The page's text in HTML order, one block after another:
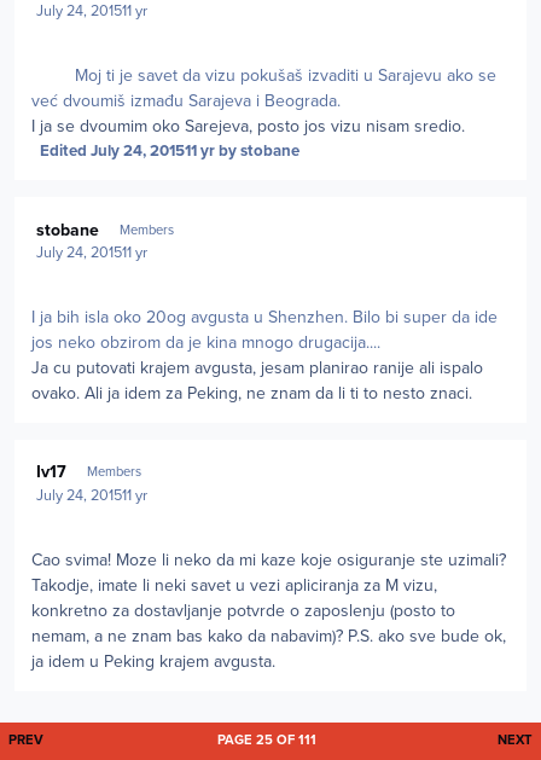
July 24, 201511 yr
Moj ti je savet da vizu pokušaš izvaditi u Sarajevu ako se
već dvoumiš izmađu Sarajeva i Beograda.
I ja se dvoumim oko Sarejeva, posto jos vizu nisam sredio.
Edited July 24, 201511 yrby stobane
stobane Members
July 24, 201511 yr
I ja bih isla oko 20og avgusta u Shenzhen. Bilo bi super da ide
jos neko obzirom da je kina mnogo drugacija....
Ja cu putovati krajem avgusta, jesam planirao ranije ali ispalo
ovako. Ali ja idem za Peking, ne znam da li ti to nesto znaci.
Iv17 Members
July 24, 201511 yr
Cao svima! Moze li neko da mi kaze koje osiguranje ste uzimali?
Takodje, imate li neki savet u vezi apliciranja za M vizu,
konkretno za dostavljanje potvrde o zaposlenju (posto to
nemam, a ne znam bas kako da nabavim)? P.S. ako sve bude ok,
ja idem u Peking krajem avgusta.
FIRST PAGE
PREV NEXT
PAGE 25 OF 111